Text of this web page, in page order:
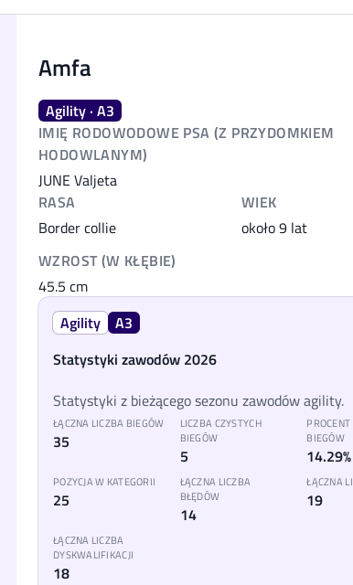
Amfa
Agility · A3
IMIĘ RODOWODOWE PSA (Z PRZYDOMKIEM
HODOWLANYM)
JUNE Valjeta
RASA
Border collie
WIEK
około 9 lat
WZROST (W KŁĘBIE)
45.5 cm
Agility
A3
Statystyki zawodów 2026
Statystyki z bieżącego sezonu zawodów agility.
ŁĄCZNA LICZBA BIEGÓW
35
LICZBA CZYSTYCH
BIEGÓW
5
PROCENT
BIEGÓW
14.29%
POZYCJA W KATEGORII
25
ŁĄCZNA LICZBA
BŁĘDÓW
14
ŁĄCZNA
19
ŁĄCZNA LICZBA
DYSKWALIFIKACJI
18